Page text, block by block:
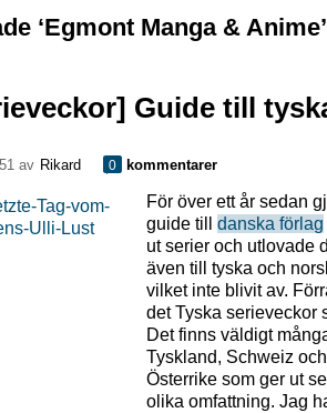
‘Egmont Manga & Anime’
Guide till
av Rikard 0 kommentarer
För över ett år sedan
guide till danska förlag
ut serier och utlovade
även till tyska och
vilket inte blivit av.
det Tyska serieveckor
Det finns väldigt
Tyskland, Schweiz och
Österrike som ger ut
olika omfattning. Jag